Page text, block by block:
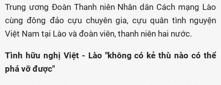
Trung ương Đoàn Thanh niên Nhân dân Cách mạng Lào
cùng đông đảo cựu chuyên gia, cựu quân tình nguyện
Việt Nam tại Lào và đoàn viên, thanh niên hai nước.
Tình hữu nghị Việt - Lào "không có kẻ thù nào có thể
phá vỡ được"